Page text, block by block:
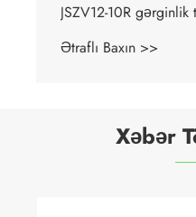
JSZV12-10R gərginlik
Ətraflı Baxın >>
Xəbər